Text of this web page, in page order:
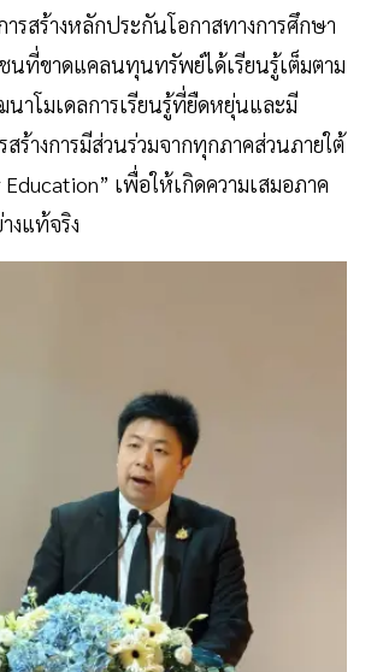
รสร้างหลักประกันโอกาสทางการศึกษา
นที่ขาดแคลนทุนทรัพย์ได้เรียนรู้เต็มตาม
าโมเดลการเรียนรู้ที่ยืดหยุ่นและมี
ร้างการมีส่วนร่วมจากทุกภาคส่วนภายใต้
เพื่อให้เกิดความเสมอภาค
งแท้จริง